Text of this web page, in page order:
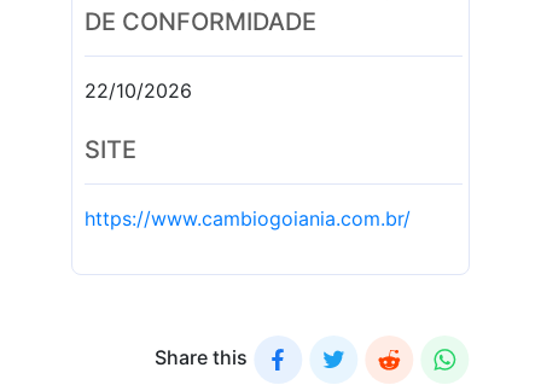
DE CONFORMIDADE
22/10/2026
SITE
https://www.cambiogoiania.com.br/
Share this